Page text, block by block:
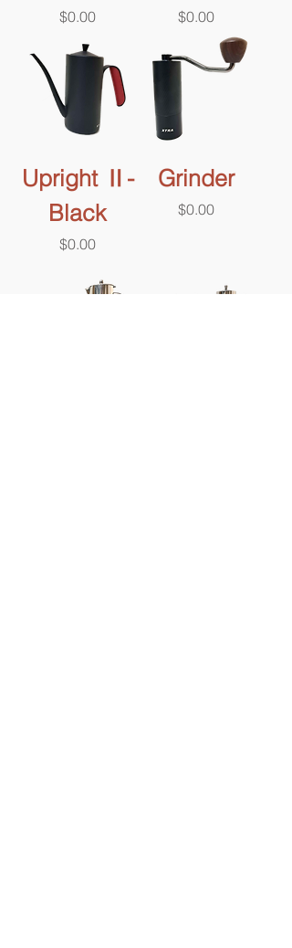
價格
$0.00 價格
$0.00
Upright Ⅱ-
Black
價格
$0.00
Grinder
價格
$0.00